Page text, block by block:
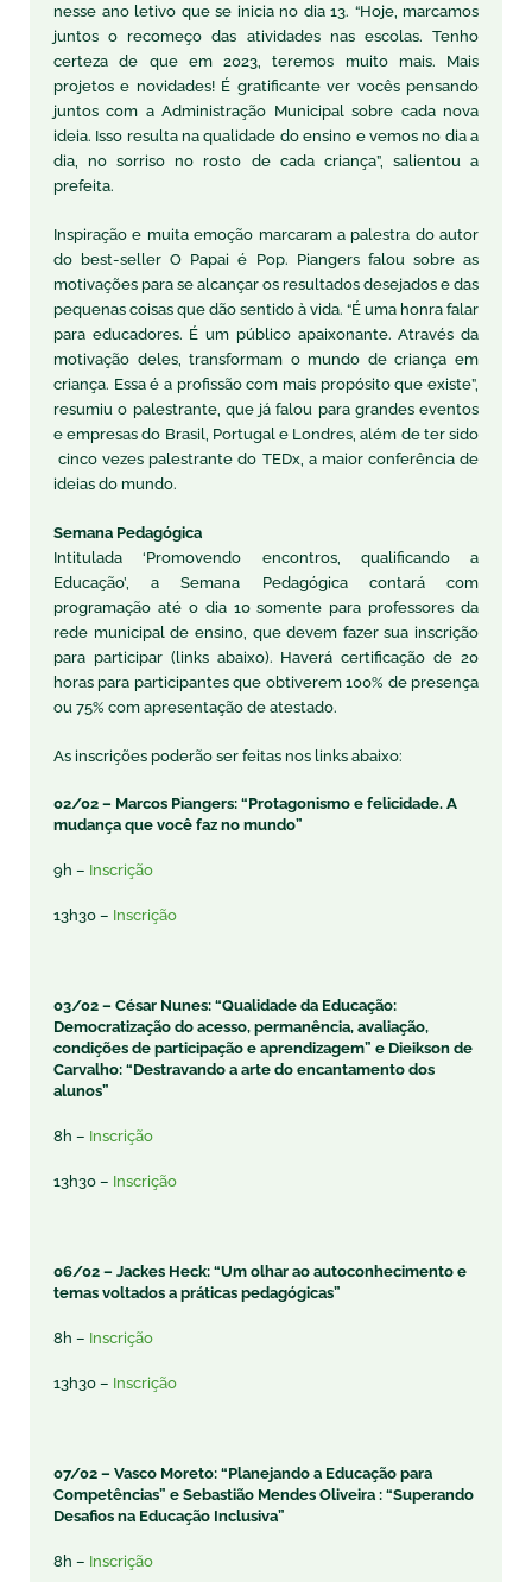
nesse ano letivo que se inicia no dia 13. “Hoje, marcamos
juntos o recomeço das atividades nas escolas. Tenho
certeza de que em 2023, teremos muito mais. Mais
projetos e novidades! É gratificante ver vocês pensando
juntos com a Administração Municipal sobre cada nova
ideia. Isso resulta na qualidade do ensino e vemos no dia a
dia, no sorriso no rosto de cada criança”, salientou a
prefeita.
Inspiração e muita emoção marcaram a palestra do autor
do best-seller O Papai é Pop. Piangers falou sobre as
motivações para se alcançar os resultados desejados e das
pequenas coisas que dão sentido à vida. “É uma honra falar
para educadores. É um público apaixonante. Através da
motivação deles, transformam o mundo de criança em
criança. Essa é a profissão com mais propósito que existe”,
resumiu o palestrante, que já falou para grandes eventos
e empresas do Brasil, Portugal e Londres, além de ter sido
cinco vezes palestrante do TEDx, a maior conferência de
ideias do mundo.
Semana Pedagógica
Intitulada ‘Promovendo encontros, qualificando a
Educação’, a Semana Pedagógica contará com
programação até o dia 10 somente para professores da
rede municipal de ensino, que devem fazer sua inscrição
para participar (links abaixo). Haverá certificação de 20
horas para participantes que obtiverem 100% de presença
ou 75% com apresentação de atestado.
As inscrições poderão ser feitas nos links abaixo:
02/02 – Marcos Piangers: “Protagonismo e felicidade. A
mudança que você faz no mundo”
9h – Inscrição
13h30 – Inscrição
03/02 – César Nunes:“Qualidade da Educação:
Democratização do acesso, permanência, avaliação,
condições de participação e aprendizagem” e Dieikson de
Carvalho: “Destravando a arte do encantamento dos
alunos”
8h – Inscrição
13h30 – Inscrição
06/02 – Jackes Heck: “Um olhar ao autoconhecimento e
temas voltados a práticas pedagógicas”
8h – Inscrição
13h30 – Inscrição
07/02 – Vasco Moreto: “Planejando a Educação para
Competências” eSebastião Mendes Oliveira : “Superando
Desafios na Educação Inclusiva”
8h – Inscrição